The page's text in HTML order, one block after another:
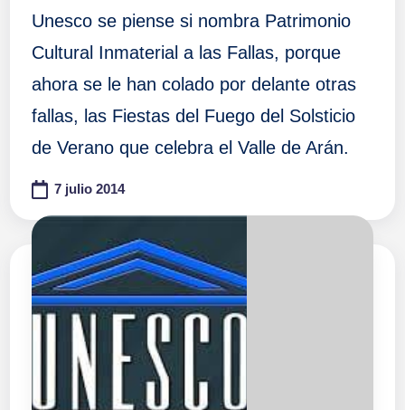
Unesco se piense si nombra Patrimonio
Cultural Inmaterial a las Fallas, porque
ahora se le han colado por delante otras
fallas, las Fiestas del Fuego del Solsticio
de Verano que celebra el Valle de Arán.
7 julio 2014